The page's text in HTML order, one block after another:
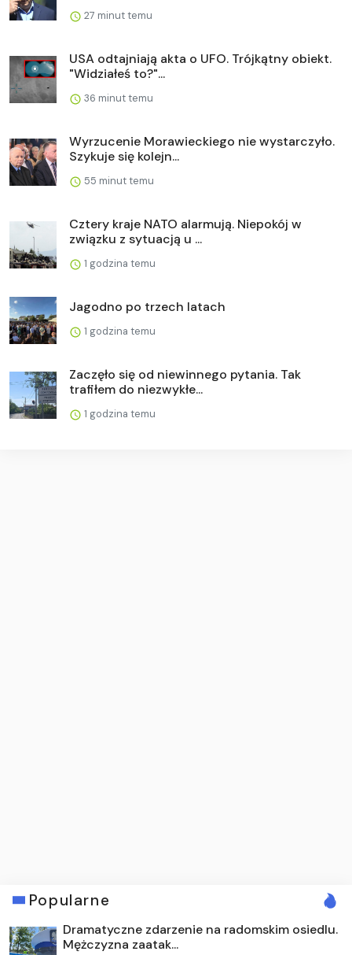
27 minut temu
USA odtajniają akta o UFO. Trójkątny obiekt.
"Widziałeś to?"...
36 minut temu
Wyrzucenie Morawieckiego nie wystarczyło.
Szykuje się kolejn...
55 minut temu
Cztery kraje NATO alarmują. Niepokój w
związku z sytuacją u ...
1 godzina temu
Jagodno po trzech latach
1 godzina temu
Zaczęło się od niewinnego pytania. Tak
trafiłem do niezwykłe...
1 godzina temu
Popularne
Dramatyczne zdarzenie na radomskim osiedlu.
Mężczyzna zaatak...